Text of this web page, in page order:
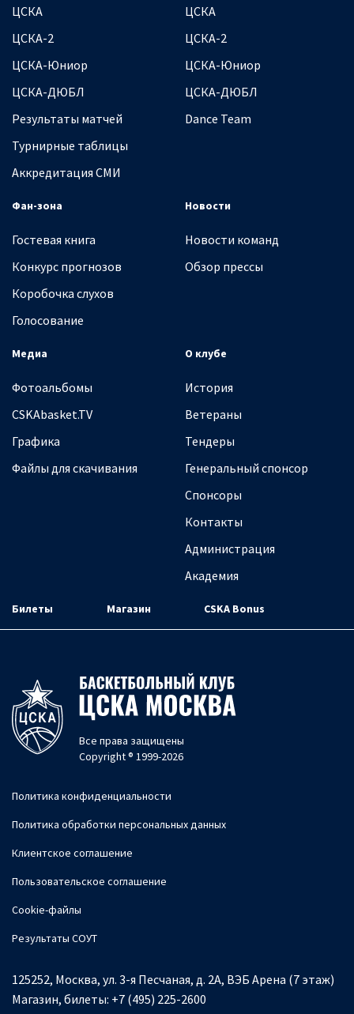
ЦСКА
ЦСКА-2
ЦСКА-Юниор
ЦСКА-ДЮБЛ
Результаты матчей
Турнирные таблицы
Аккредитация СМИ
ЦСКА
ЦСКА-2
ЦСКА-Юниор
ЦСКА-ДЮБЛ
Dance Team
Фан-зона
Гостевая книга
Конкурс прогнозов
Коробочка слухов
Голосование
Новости
Новости команд
Обзор прессы
Медиа
Фотоальбомы
CSKAbasket.TV
Графика
Файлы для скачивания
О клубе
История
Ветераны
Тендеры
Генеральный спонсор
Спонсоры
Контакты
Администрация
Академия
Билеты Магазин CSKA Bonus
Все права защищены
Copyright ® 1999-2026
Политика конфиденциальности
Политика обработки персональных данных
Клиентское соглашение
Пользовательское соглашение
Cookie-файлы
Результаты СОУТ
125252, Москва, ул. 3-я Песчаная, д. 2А, ВЭБ Арена (7 этаж)
Магазин, билеты: +7 (495) 225-2600